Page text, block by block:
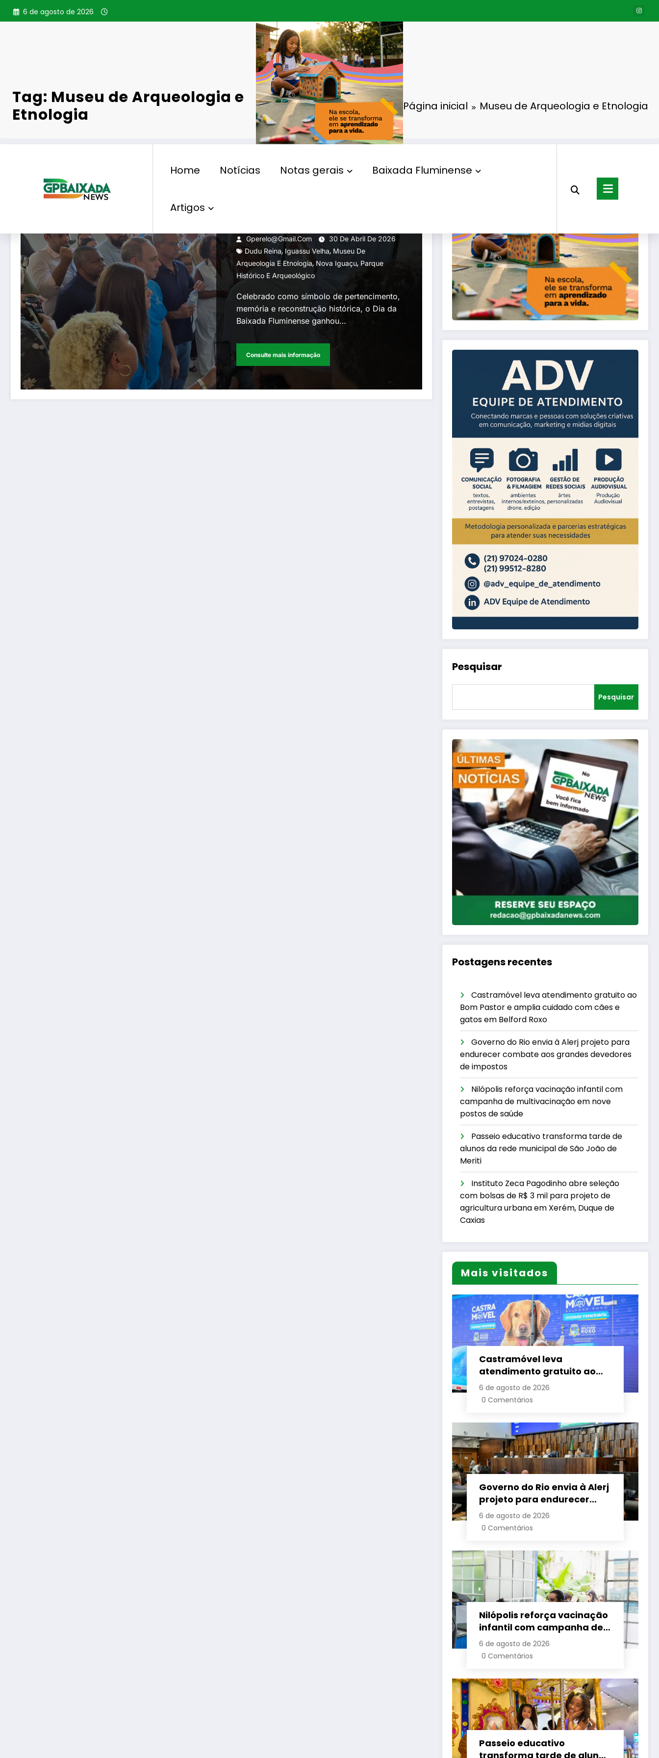
Pular
para
6 de agosto de 2026
Home Notícias Notas gerais Baixada Fluminense
Artigos
Tag: Museu de Arqueologia e
Etnologia
Página inicial Museu de Arqueologia e Etnologia
CULTURA
Fluminense no mapa da
história nacional
Gperelo@gmail.com
30 De Abril De 2026
Dudu Reina, Iguassu Velha, Museu De
Arqueologia E Etnologia, Nova Iguaçu, Parque
Histórico E Arqueológico
Celebrado como símbolo de pertencimento,
memória e reconstrução histórica, o Dia da
Baixada Fluminense ganhou…
Consulte mais informação
Pesquisar
Pesquisar
Postagens recentes
Castramóvel leva atendimento gratuito ao
Bom Pastor e amplia cuidado com cães e
gatos em Belford Roxo
Governo do Rio envia à Alerj projeto para
endurecer combate aos grandes devedores
de impostos
Nilópolis reforça vacinação infantil com
campanha de multivacinação em nove
postos de saúde
Passeio educativo transforma tarde de
alunos da rede municipal de São João de
Meriti
Instituto Zeca Pagodinho abre seleção
com bolsas de R$ 3 mil para projeto de
agricultura urbana em Xerém, Duque de
Caxias
Mais visitados
Castramóvel leva
atendimento gratuito ao
Bom Pastor e amplia
cuidado com cães e gatos
6 de agosto de 2026
0 Comentários
Governo do Rio envia à Alerj
projeto para endurecer
combate aos grandes
devedores de impostos
6 de agosto de 2026
0 Comentários
Nilópolis reforça vacinação
infantil com campanha de
multivacinação em nove
postos de saúde
6 de agosto de 2026
0 Comentários
Passeio educativo
transforma tarde de alunos